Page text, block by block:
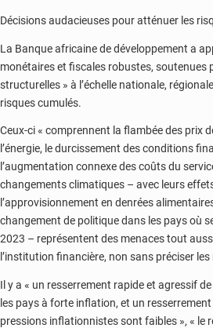
Décisions audacieuses pour atténuer les
La Banque africaine de développement a
monétaires et fiscales robustes, soutenues
structurelles » à l’échelle nationale,
risques cumulés.
Ceux-ci « comprennent la flambée des prix
l’énergie, le durcissement des conditions
l’augmentation connexe des coûts du
changements climatiques – avec leurs
l’approvisionnement en denrées
changement de politique dans les pays où
2023 – représentent des menaces tout
l’institution financière, non sans préciser
Il y a « un resserrement rapide et agressif
les pays à forte inflation, et un
pressions inflationnistes sont faibles », « le